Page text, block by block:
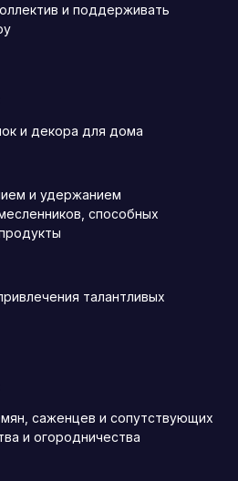
и поддерживать
и декора для дома
и удержанием
способных
талантливых
саженцев и сопутствующих
и огородничества